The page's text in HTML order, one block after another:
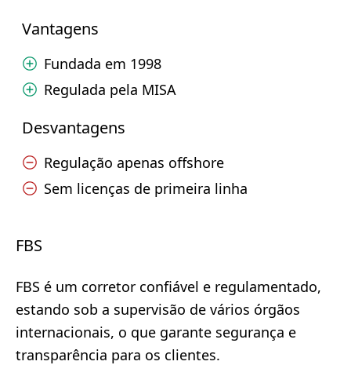
Vantagens
Fundada em 1998
Regulada pela MISA
Desvantagens
Regulação apenas offshore
Sem licenças de primeira linha
FBS
FBS é um corretor confiável e regulamentado,
estando sob a supervisão de vários órgãos
internacionais, o que garante segurança e
transparência para os clientes.